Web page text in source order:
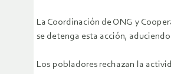
La Coordinación de ONG y
se detenga esta acción,
Los pobladores rechazan la